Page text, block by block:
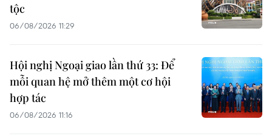
tộc
06/08/2026 11:29
Hội nghị Ngoại giao lần thứ 33: Để
mỗi quan hệ mở thêm một cơ hội
hợp tác
06/08/2026 11:16